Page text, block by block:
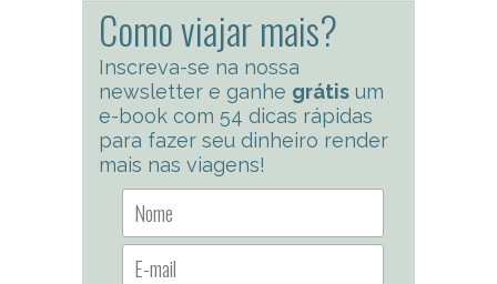
Como viajar mais?
Inscreva-se na nossa
newsletter e ganhe grátis um
e-book com 54 dicas rápidas
para fazer seu dinheiro render
mais nas viagens!